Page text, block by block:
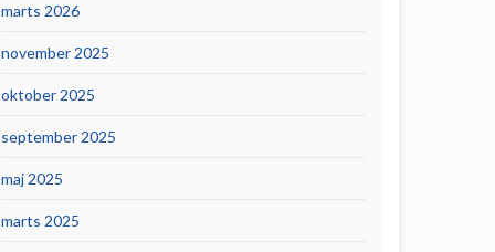
marts 2026
november 2025
oktober 2025
september 2025
maj 2025
marts 2025